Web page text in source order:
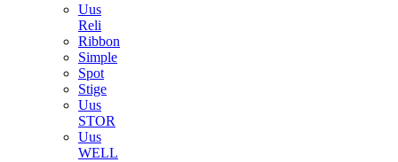
Uus
Reli
Ribbon
Simple
Spot
Stige
Uus
STOR
Uus
WELL